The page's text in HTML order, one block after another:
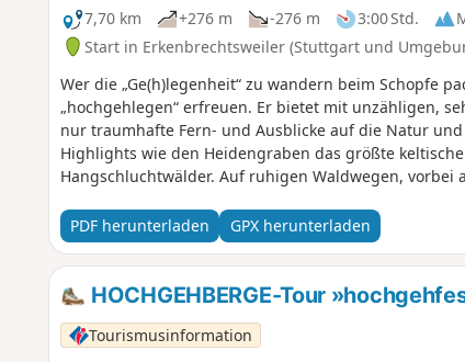
7,70 km
+276 m -276 m 3:00 Std.
Start in Erkenbrechtsweiler (Stuttgart und
Wer die „Ge(h)legenheit“ zu wandern beim Schopfe
„hochgehlegen“ erfreuen. Er bietet mit unzähligen,
nur traumhafte Fern- und Ausblicke auf die Natur
Highlights wie den Heidengraben das größte
Hangschluchtwälder. Auf ruhigen Waldwegen,
Ausblick auf den Hohenneuffen, bis nach Stuttgart
den Vogesen. Bergab geht es in Richtung
beim „Brucker Fels“ kann man noch eine weitere
Teck und ins Lenninger Tal genießen. Und ehe man
Heidengraben einen auch schon wieder zurück zum
PDF herunterladen GPX herunterladen
HOCHGEHBERGE-Tour
Tourismusinformation